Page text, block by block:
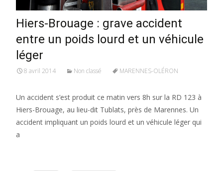
Hiers-Brouage : grave accident
entre un poids lourd et un véhicule
léger
8 avril 2014 Non classé MARENNES-OLÉRON
Un accident s’est produit ce matin vers 8h sur la RD 123 à
Hiers-Brouage, au lieu-dit Tublats, près de Marennes. Un
accident impliquant un poids lourd et un véhicule léger qui
a